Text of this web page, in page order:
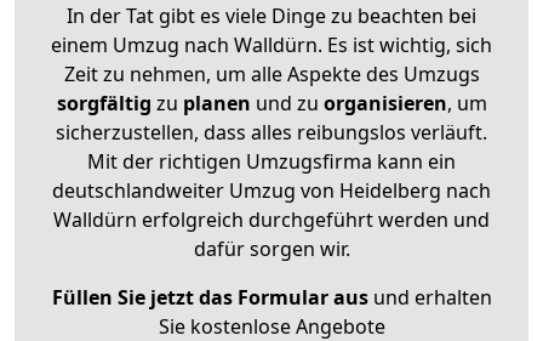
In der Tat gibt es viele Dinge zu beachten bei
einem Umzug nach Walldürn. Es ist wichtig, sich
Zeit zu nehmen, um alle Aspekte des Umzugs
sorgfältig zu planen und zu organisieren, um
sicherzustellen, dass alles reibungslos verläuft.
Mit der richtigen Umzugsfirma kann ein
deutschlandweiter Umzug von Heidelberg nach
Walldürn erfolgreich durchgeführt werden und
dafür sorgen wir.
Füllen Sie jetzt das Formular ausund erhalten
Sie kostenlose Angebote